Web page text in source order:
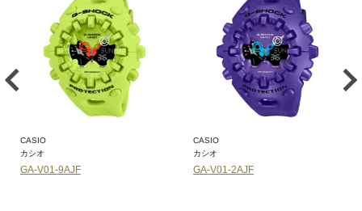
GA-V01A-8AJF OCW-T2600J-7AJF